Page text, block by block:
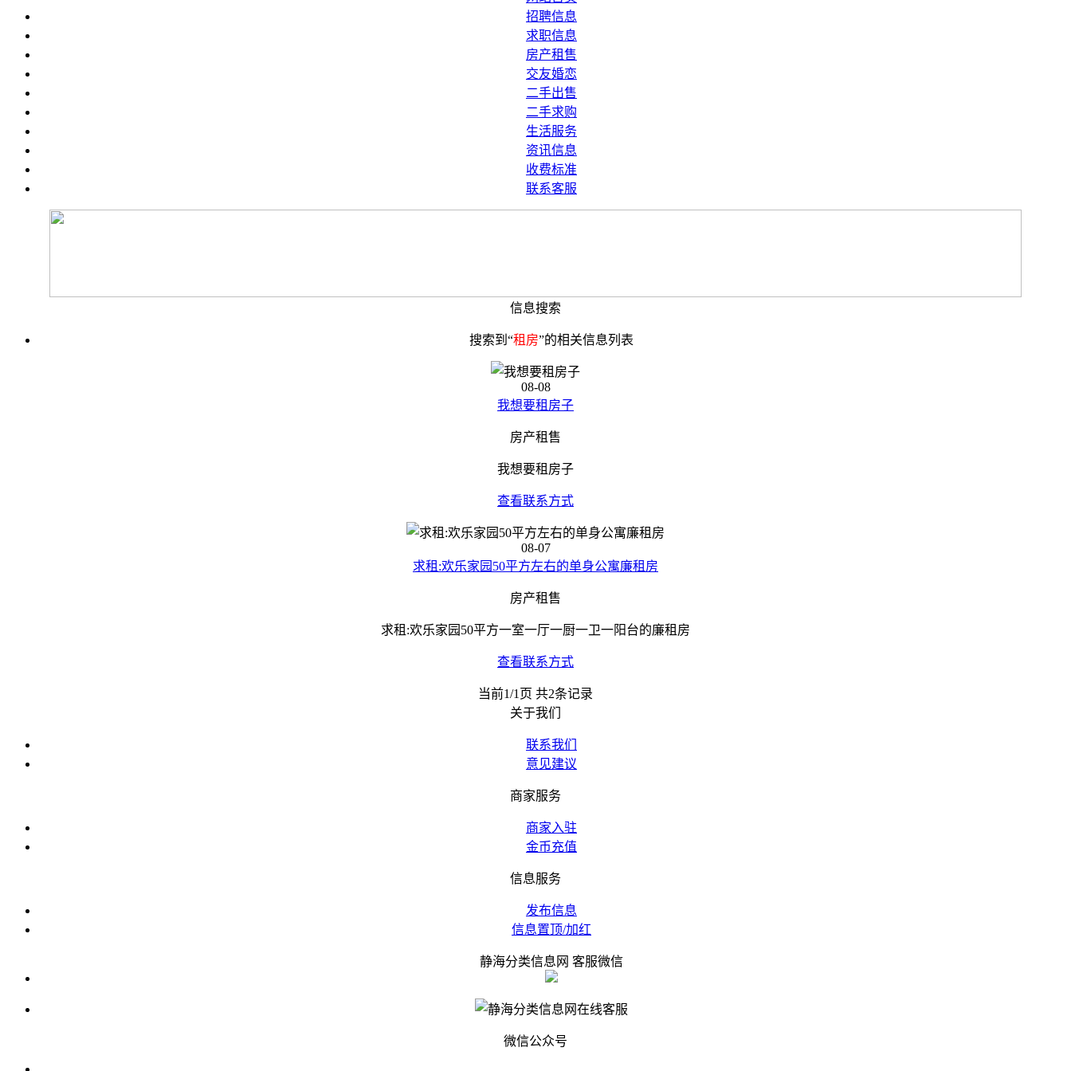
招聘信息
求职信息
房产租售
交友婚恋
二手出售
二手求购
生活服务
资讯信息
收费标准
联系客服
信息搜索
搜索到“租房”的相关信息列表
08-08
我想要租房子
房产租售
我想要租房子
查看联系方式
08-07
求租:欢乐家园50平方左右的单身公寓廉租房
房产租售
求租:欢乐家园50平方一室一厅一厨一卫一阳台的廉租房
查看联系方式
当前1/1页 共2条记录
关于我们
联系我们
意见建议
商家服务
商家入驻
金币充值
信息服务
发布信息
信息置顶/加红
静海分类信息网 客服微信
微信公众号